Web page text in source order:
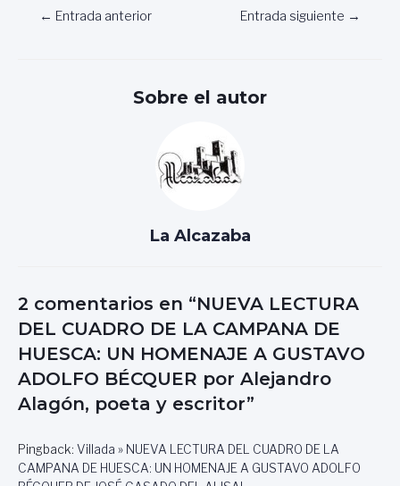
Navegación
← Entrada anterior Entrada siguiente →
Sobre el autor
La Alcazaba
2 comentarios en “NUEVA LECTURA
DEL CUADRO DE LA CAMPANA DE
HUESCA: UN HOMENAJE A GUSTAVO
ADOLFO BÉCQUER por Alejandro
Alagón, poeta y escritor”
Pingback: Villada » NUEVA LECTURA DEL CUADRO DE LA
CAMPANA DE HUESCA: UN HOMENAJE A GUSTAVO ADOLFO